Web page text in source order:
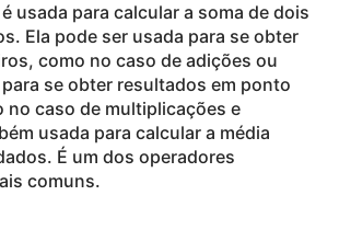
é usada para calcular a soma de dois
Ela pode ser usada para se obter
como no caso de adições ou
se obter resultados em ponto
caso de multiplicações e
usada para calcular a média
É um dos operadores
comuns.